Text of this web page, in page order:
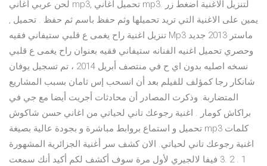
لحن عربي أغاني mp3, تحميل اغاني mp3. لتنزيل الاغنية اضغط زر
يمين على الاغنية التي تريد تحميلها وثم حفظ باسم ثم حفظ . تحميل ,
تنزيل اغنية راح يغمى ع قلبي ستيفاني فقيه Mp3 ماستر 2013 جديد
وحصري تحميل اغنيه الفنانه ستيفاني فقيه بعنوان راح يغمى ع قلبي
نسخه اصليه بدون اي ح في منتصف أبريل 2014 ، تم تسجيل يوفان
شانكار رجا كمؤلف للفيلم بعد أن انسحب إس ثامان بسبب المشاريع
المتضاربة. وذكرت المصادر أن محادثات أجريت أيضا مع جي في
براكاش كومار . اغنية رجوعك تاني لحياتي من اغاني حسن شاكوش
تحميل و استماع بروابط مباشرة و بجودة عالية بصيغة mp3 كلمات
اغنية رجوعك تاني لحياتي. الان كشف سر أغنية الجزائرية المشهورة
1 . 2 .3 فيفا لالجيري لأول مرة سوف أكشف لكم أكيد أنك سمعت